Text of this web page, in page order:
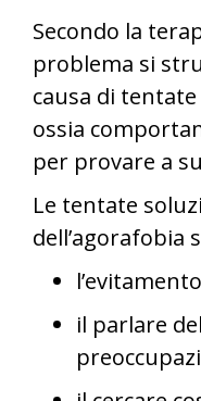
Secondo la
problema si
causa di
ossia
per provare a
Le tentate
dell’agorafobia
il parlare